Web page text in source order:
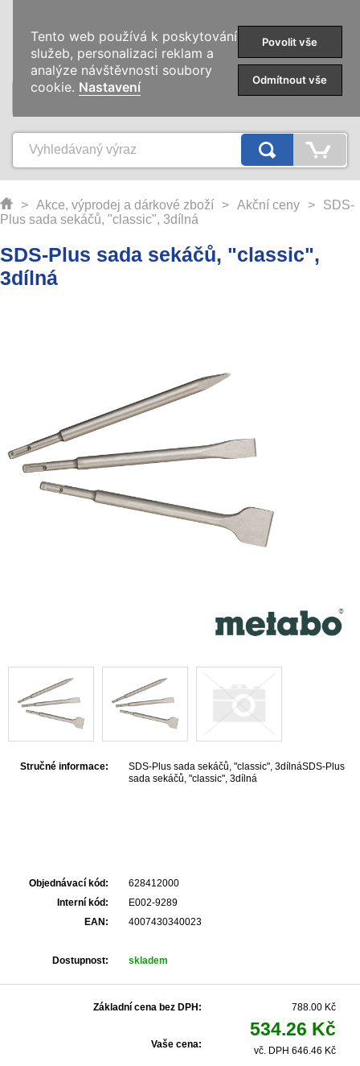
KATEGORIE
> Akce, výprodej a dárkové zboží > Akční ceny >
SDS-
Plus sada sekáčů, "classic", 3dílná
SDS-Plus sada sekáčů, "classic",
3dílná
Stručné informace:
SDS-Plus sada sekáčů, "classic", 3dílnáSDS-Plus
sada sekáčů, "classic", 3dílná
Objednávací kód:
628412000
Interní kód:
E002-9289
EAN:
4007430340023
Dostupnost: skladem
Základní cena bez DPH: 788.00 Kč
Vaše cena:
534.26 Kč
vč. DPH 646.46 Kč
Tento web používá k poskytování
služeb, personalizaci reklam a
analýze návštěvnosti soubory
cookie. Nastavení
Povolit vše
Odmítnout vše